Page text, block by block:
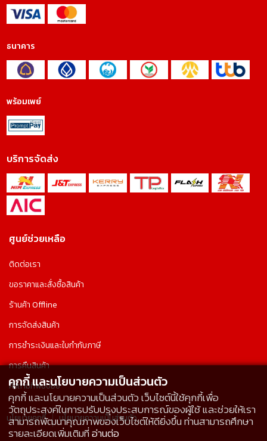
ธนาคาร
พร้อมเพย์
บริการจัดส่ง
ศูนย์ช่วยเหลือ
ติดต่อเรา
ขอราคาและสั่งซื้อสินค้า
ร้านค้า Offline
การจัดส่งสินค้า
การชำระเงินและใบกำกับภาษี
การคืนสินค้า
คำถามที่พบบ่อย
นโยบายคุกกี้ นโยบายความเป็นส่วนตัว
คุกกี้ และนโยบายความเป็นส่วนตัว
คุกกี้ และนโยบายความเป็นส่วนตัว เว็บไซต์นี้ใช้คุกกี้เพื่อ
วัตถุประสงค์ในการปรับปรุงประสบการณ์ของผู้ใช้ และช่วยให้เรา
สามารถพัฒนาคุณภาพของเว็บไซต์ให้ดียิ่งขึ้น ท่านสามารถศึกษา
รายละเอียดเพิ่มเติมที่อ่านต่อ